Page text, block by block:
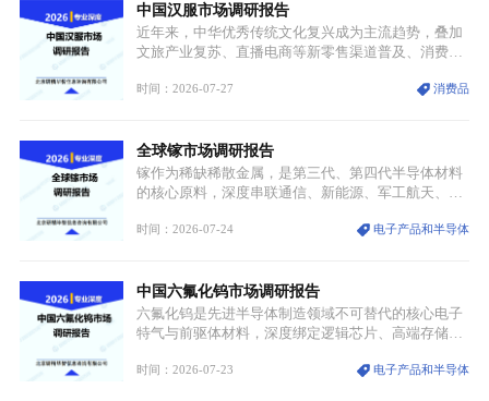
价无市”的供给真空，并沿高频覆铜板、PCB电路板向
AI服务器、5G基站等高端电子终端持续传导，全产业
链生产、成本、交付均承受巨大压力。
中国汉服市场调研报告
近年来，中华优秀传统文化复兴成为主流趋势，叠加
文旅产业复苏、直播电商等新零售渠道普及、消费群
服不再局限于传统节日、古风活动等小众场景，逐步
重要载体。同时，行业标准落地、生产技术升级、原
创设计能力提升，进一步夯实产业发展根基，吸引传
统服饰品牌、文旅企业等跨界入局，市场活力持续释
时间：2026-07-27 消费品
全球镓市场调研报告
镓作为稀缺稀散金属，是第三代、第四代半导体材料
的核心原料，深度串联通信、新能源、军工航天、光
与大国科技博弈的关键战略资源。镓并非传统大宗金
领域渗透”的战略体系，成为全球科技产业运转的刚
需资源。
时间：2026-07-24 电子产品和半导体
中国六氟化钨市场调研报告
六氟化钨是先进半导体制造领域不可替代的核心电子
特气与前驱体材料，深度绑定逻辑芯片、高端存储芯
沉积（CVD）、原子层沉积（ALD）工艺专用前驱体
时间：2026-07-23 电子产品和半导体